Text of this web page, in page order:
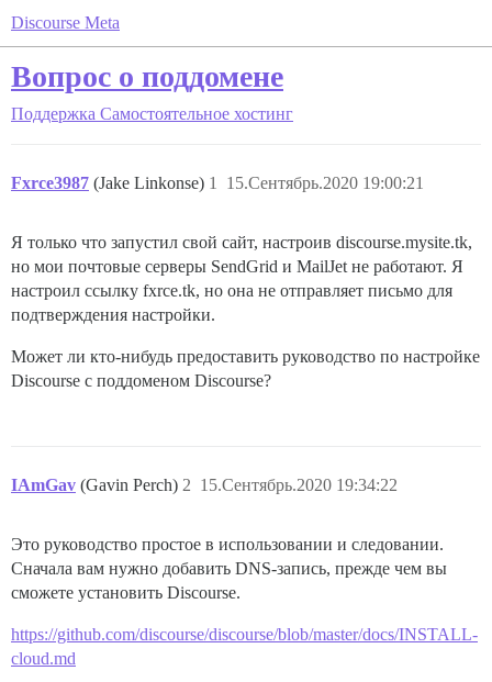
Discourse Meta
Вопрос о поддомене
Поддержка Самостоятельное хостинг
Fxrce3987 (Jake Linkonse) 15.Сентябрь.2020 19:00:21
1
Я только что запустил свой сайт, настроив discourse.mysite.tk,
но мои почтовые серверы SendGrid и MailJet не работают. Я
настроил ссылку fxrce.tk, но она не отправляет письмо для
подтверждения настройки.
Может ли кто-нибудь предоставить руководство по настройке
Discourse с поддоменом Discourse?
IAmGav (Gavin Perch) 15.Сентябрь.2020 19:34:22
2
Это руководство простое в использовании и следовании.
Сначала вам нужно добавить DNS-запись, прежде чем вы
сможете установить Discourse.
https://github.com/discourse/discourse/blob/master/docs/INSTALL-
cloud.md